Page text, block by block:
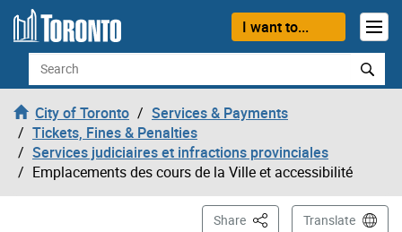
Skip to content
I want to...
Search
City of Toronto
Services & Payments
Tickets, Fines & Penalties
Services judiciaires et infractions provinciales
Emplacements des cours de la Ville et accessibilité
Share This PageTranslate